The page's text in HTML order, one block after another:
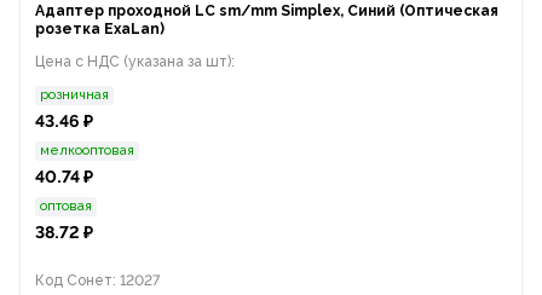
Адаптер проходной LC sm/mm Simplex, Синий (Оптическая
розетка ExaLan)
Цена с НДС (указана за шт):
розничная
43.46 ₽
мелкооптовая
40.74 ₽
оптовая
38.72 ₽
Код Сонет: 12027